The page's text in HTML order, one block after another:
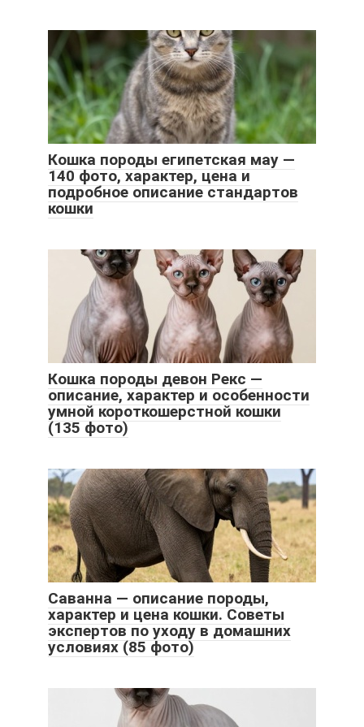
Кошка породы египетская мау —
140 фото, характер, цена и
подробное описание стандартов
кошки
Кошка породы девон Рекс —
описание, характер и особенности
умной короткошерстной кошки
(135 фото)
Саванна — описание породы,
характер и цена кошки. Советы
экспертов по уходу в домашних
условиях (85 фото)